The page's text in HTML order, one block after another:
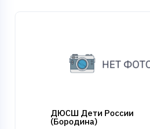
ДЮСШ Дети России
(Бородина)